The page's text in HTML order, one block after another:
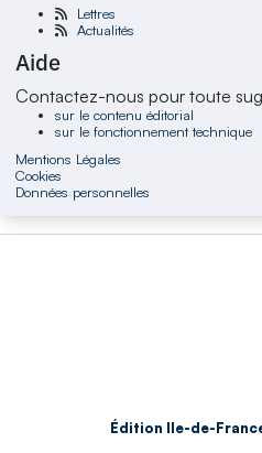
Lettres
Actualités
Aide
Contactez-nous pour toute
sur le contenu éditorial
sur le fonctionnement technique
Mentions Légales
Cookies
Données personnelles
Édition Ile-de-